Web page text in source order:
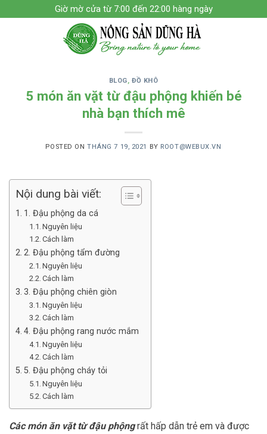
to
Giờ mờ cửa từ 7:00 đến 22:00 hàng ngày
BLOG, ĐỒ KHÔ
5 món ăn vặt từ đậu phộng khiến bé
nhà bạn thích mê
POSTED ONTHÁNG 7 19, 2021 BY ROOT@WEBUX.VN
Nội dung bài viết:
1. Đậu phộng da cá
Nguyên liệu
Cách làm
2. Đậu phộng tẩm đường
Nguyên liệu
Cách làm
3. Đậu phộng chiên giòn
Nguyên liệu
Cách làm
4. Đậu phộng rang nước mắm
Nguyên liệu
Cách làm
5. Đậu phộng cháy tỏi
Nguyên liệu
Cách làm
Các món ăn vặt từ đậu phộngrất hấp dẫn trẻ em và được